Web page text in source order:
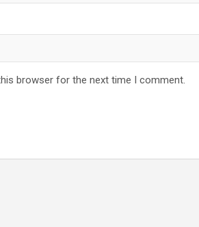
browser for the next time I comment.